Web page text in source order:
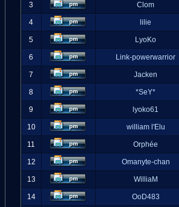
3 Clom
4 lilie
5 LyoKo
6 Link-powerwarrior
7 Jacken
8 *SeY*
9 lyoko61
10 william l'Elu
11 Orphée
12 Omanyte-chan
13 WilliaM
14 OoD483